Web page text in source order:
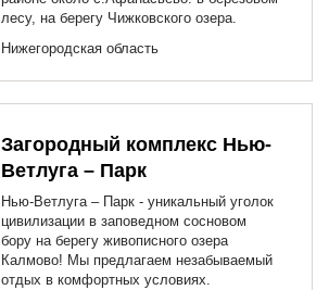
лесу, на берегу Чижковского озера.
Нижегородская область
Загородный комплекс Нью-
Ветлуга – Парк
Нью-Ветлуга – Парк - уникальный уголок
цивилизации в заповедном сосновом
бору на берегу живописного озера
Калмово! Мы предлагаем незабываемый
отдых в комфортных условиях.